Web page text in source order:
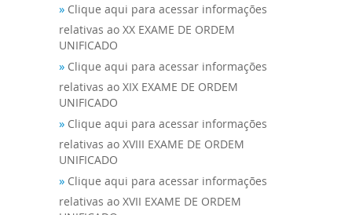
» Clique aqui para acessar informações
relativas ao XX EXAME DE ORDEM
UNIFICADO
» Clique aqui para acessar informações
relativas ao XIX EXAME DE ORDEM
UNIFICADO
» Clique aqui para acessar informações
relativas ao XVIII EXAME DE ORDEM
UNIFICADO
» Clique aqui para acessar informações
relativas ao XVII EXAME DE ORDEM